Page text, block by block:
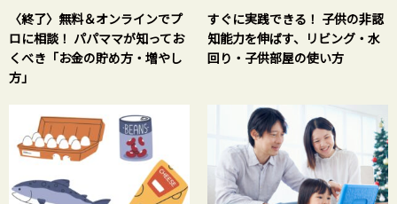
〈終了〉無料＆オンラインでプ
ロに相談！ パパママが知ってお
くべき「お金の貯め方・増やし
方」
すぐに実践できる！ 子供の非認
知能力を伸ばす、リビング・水
回り・子供部屋の使い方